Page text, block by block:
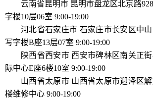
云南省昆明市 昆明市盘龙区北京路
字楼10层06室 9:00-19:00
河北省石家庄市 石家庄市长安区中
写字楼B座13层07室 9:00-19:00
陕西省西安市 西安市碑林区南关正
际中心E座6楼10室 9:00-19:00
山西省太原市 山西省太原市迎泽区
楼维修中心 9:00-19:00